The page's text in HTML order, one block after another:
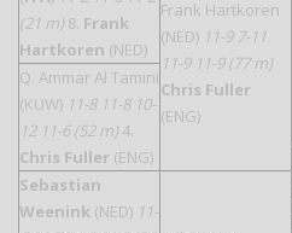
(21 m) 8. Frank
Hartkoren (NED)
Frank Hartkoren
(NED) 11-9 7-11
11-9 11-9 (77 m)
Chris Fuller
(ENG)
Q. Ammar Al Tamini
(KUW) 11-8 11-8 10-
12 11-6 (52 m) 4.
Chris Fuller (ENG)
Sebastian
Weenink (NED) 11-